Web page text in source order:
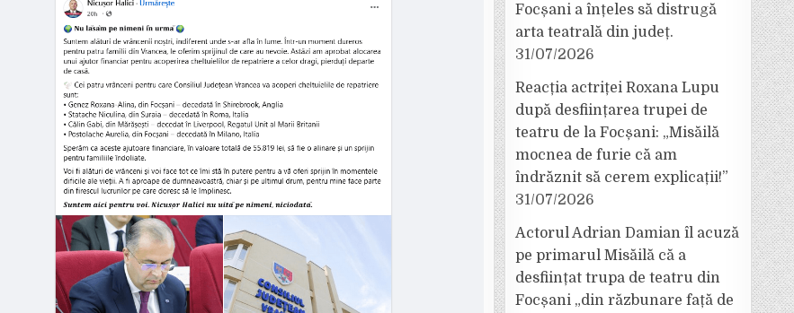
Focșani a înțeles să distrugă
arta teatrală din județ.
31/07/2026
Reacția actriței Roxana Lupu
după desființarea trupei de
teatru de la Focșani: „Misăilă
mocnea de furie că am
îndrăznit să cerem explicații!”
31/07/2026
Actorul Adrian Damian îl acuză
pe primarul Misăilă că a
desființat trupa de teatru din
Focșani „din răzbunare față de